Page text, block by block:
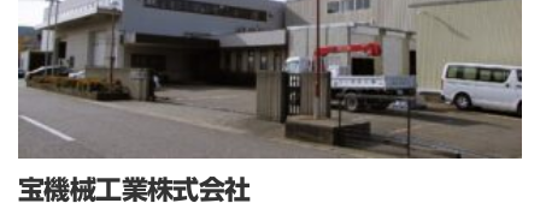
宝機械工業株式会社